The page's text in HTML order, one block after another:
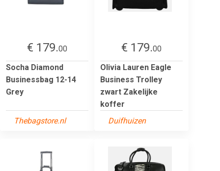
€ 179.00
Socha Diamond
Businessbag 12-14
Grey
Thebagstore.nl
€ 179.00
Olivia Lauren Eagle
Business Trolley
zwart Zakelijke
koffer
Duifhuizen